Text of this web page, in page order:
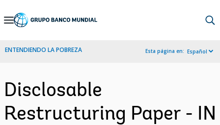
Skip
Navigation
ENTENDIENDO LA POBREZA Esta página en: Español
Disclosable
Restructuring Paper - IN